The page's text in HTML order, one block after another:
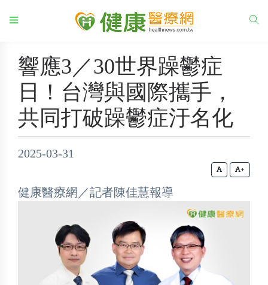
響應3／30世界躁鬱症
日！台灣與國際攜手，
共同打破躁鬱症汙名化
2025-03-31
+
健康醫療網／記者陳佳慧報導